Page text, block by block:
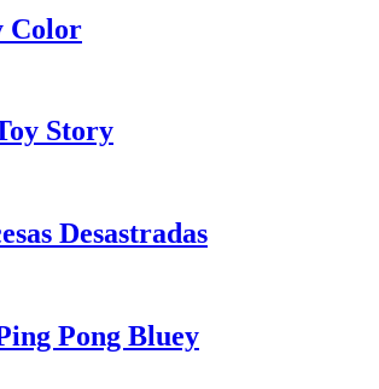
Color
Story
Desastradas
Pong Bluey